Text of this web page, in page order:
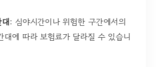
: 심야시간이나 위험한 구간에서의
대에 따라 보험료가 달라질 수 있습니